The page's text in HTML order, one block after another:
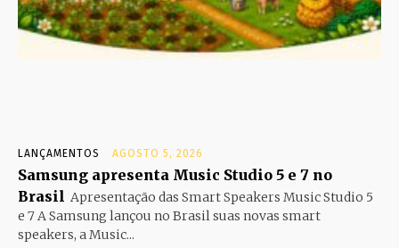
LANÇAMENTOS AGOSTO 5, 2026
Samsung apresenta Music Studio 5 e 7 no
Brasil Apresentação das Smart Speakers Music Studio 5
e 7 A Samsung lançou no Brasil suas novas smart
speakers, a Music...